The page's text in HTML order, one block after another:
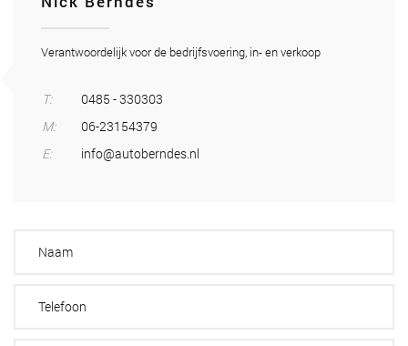
Verantwoordelijk voor de bedrijfsvoering, in- en verkoop
T:
0485 - 330303
M:
06-23154379
E:
info@autoberndes.nl